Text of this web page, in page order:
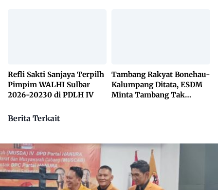
Refli Sakti Sanjaya Terpilh
Pimpim WALHI Sulbar
2026-20230 di PDLH IV
Tambang Rakyat Bonehau-
Kalumpang Ditata, ESDM
Minta Tambang Tak
Berita Terkait